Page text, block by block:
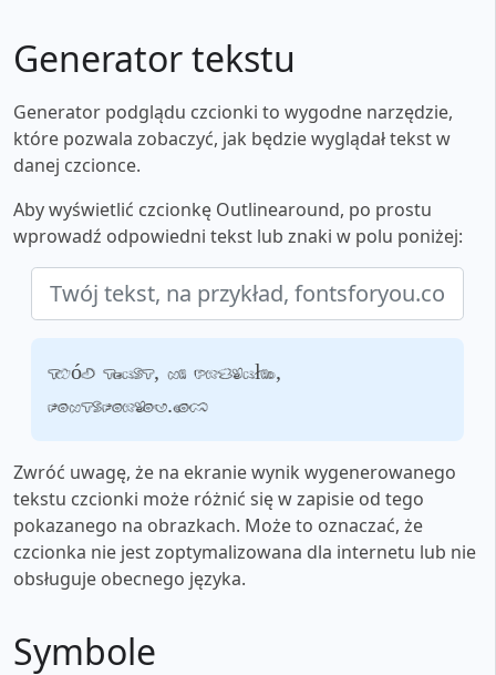
Generator tekstu
Generator podglądu czcionki to wygodne narzędzie,
które pozwala zobaczyć, jak będzie wyglądał tekst w
danej czcionce.
Aby wyświetlić czcionkę Outlinearound, po prostu
wprowadź odpowiedni tekst lub znaki w polu poniżej:
Twój tekst, na przykład,
fontsforyou.com
Zwróć uwagę, że na ekranie wynik wygenerowanego
tekstu czcionki może różnić się w zapisie od tego
pokazanego na obrazkach. Może to oznaczać, że
czcionka nie jest zoptymalizowana dla internetu lub nie
obsługuje obecnego języka.
Symbole